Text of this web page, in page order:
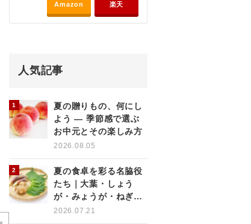
Amazon 楽天
人気記事
夏の贈りもの、何にし
よう ― 季節感で選ぶ
お中元とその楽しみ方
2026.08.05
夏の食卓を彩る名脇役
たち｜大葉・しょう
が・みょうが・ねぎの
薬味を使いこなす
2026.07.21